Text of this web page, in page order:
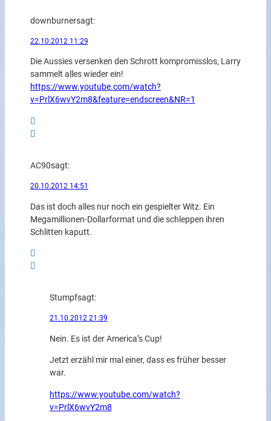
downburnersagt:
22.10.2012 11:29
Die Aussies versenken den Schrott kompromisslos, Larry
sammelt alles wieder ein!
https://www.youtube.com/watch?
v=PrlX6wvY2m8&feature=endscreen&NR=1
AC90sagt:
20.10.2012 14:51
Das ist doch alles nur noch ein gespielter Witz. Ein
Megamillionen-Dollarformat und die schleppen ihren
Schlitten kaputt.
Stumpfsagt:
21.10.2012 21:39
Nein. Es ist der America’s Cup!
Jetzt erzähl mir mal einer, dass es früher besser
war.
https://www.youtube.com/watch?
v=PrlX6wvY2m8